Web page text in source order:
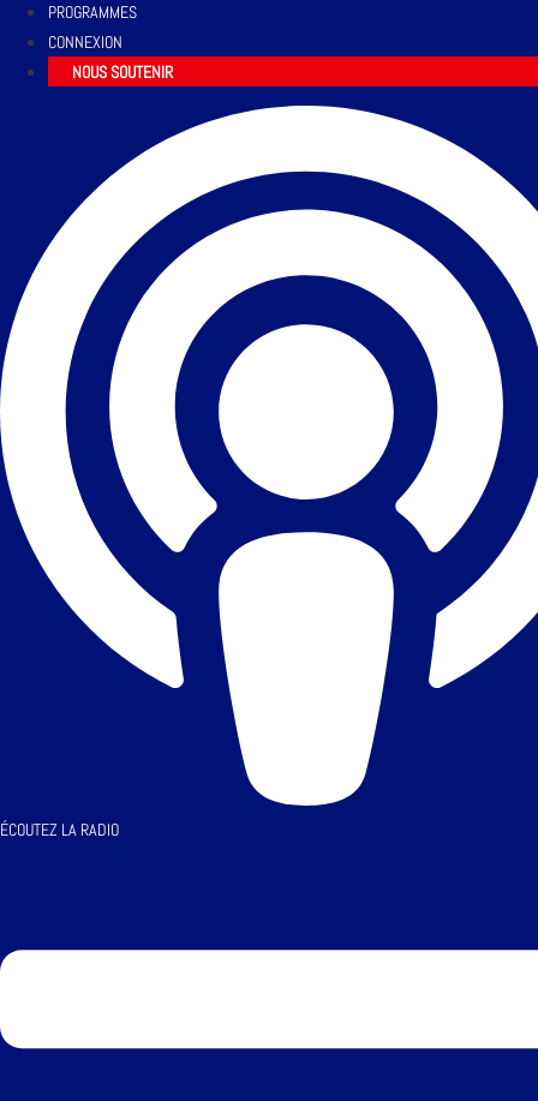
PROGRAMMES
CONNEXION
NOUS SOUTENIR
ÉCOUTEZ LA RADIO